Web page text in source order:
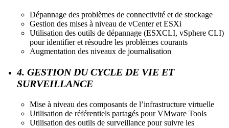
Dépannage des problèmes de connectivité et de stockage
Gestion des mises à niveau de vCenter et ESXi
Utilisation des outils de dépannage (ESXCLI, vSphere CLI)
pour identifier et résoudre les problèmes courants
Augmentation des niveaux de journalisation
4. GESTION DU CYCLE DE VIE ET
SURVEILLANCE
Mise à niveau des composants de l’infrastructure virtuelle
Utilisation de référentiels partagés pour VMware Tools
Utilisation des outils de surveillance pour suivre les